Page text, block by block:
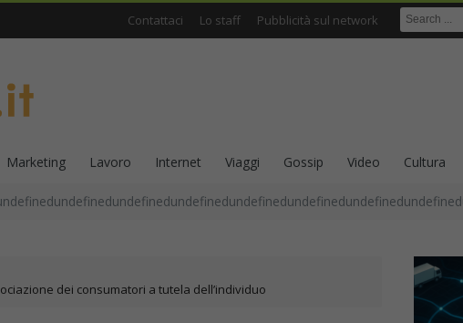
Contattaci Lo staff Pubblicità sul network
Marketing Lavoro Internet Viaggi Gossip Video Cultura
dei consumatori a tutela dell’individuo